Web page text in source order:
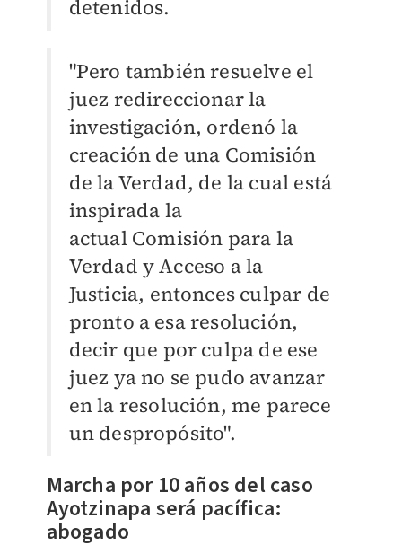
detenidos.
"Pero también resuelve el
juez redireccionar la
investigación, ordenó la
creación de una Comisión
de la Verdad, de la cual está
inspirada la
actual Comisión para la
Verdad y Acceso a la
Justicia, entonces culpar de
pronto a esa resolución,
decir que por culpa de ese
juez ya no se pudo avanzar
en la resolución, me parece
un despropósito".
Marcha por 10 años del caso
Ayotzinapa será pacífica:
abogado